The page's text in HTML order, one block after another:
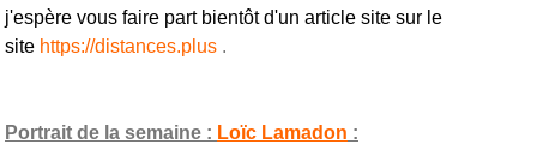
j'espère vous faire part bientôt d'un article site sur le
site https://distances.plus .
Portrait de la semaine : Loïc Lamadon :